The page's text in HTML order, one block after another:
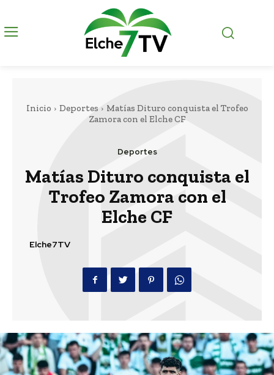
Inicio Deportes
Matías Dituro conquista el Trofeo
Zamora con el Elche CF
Deportes
Matías Dituro conquista el
Trofeo Zamora con el
Elche CF
Elche7TV